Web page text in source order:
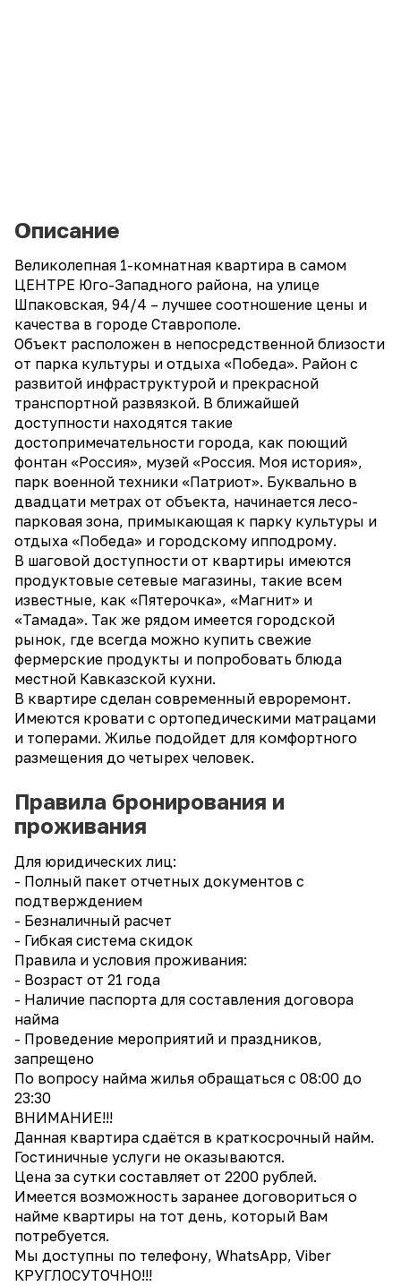
Описание
Великолепная 1-комнатная квартира в самом
ЦЕНТРЕ Юго-Западного района, на улице
Шпаковская, 94/4 – лучшее соотношение цены и
качества в городе Ставрополе.
Объект расположен в непосредственной близости
от парка культуры и отдыха «Победа». Район с
развитой инфраструктурой и прекрасной
транспортной развязкой. В ближайшей
доступности находятся такие
достопримечательности города, как поющий
фонтан «Россия», музей «Россия. Моя история»,
парк военной техники «Патриот». Буквально в
двадцати метрах от объекта, начинается лесо-
парковая зона, примыкающая к парку культуры и
отдыха «Победа» и городскому ипподрому.
В шаговой доступности от квартиры имеются
продуктовые сетевые магазины, такие всем
известные, как «Пятерочка», «Магнит» и
«Тамада». Так же рядом имеется городской
рынок, где всегда можно купить свежие
фермерские продукты и попробовать блюда
местной Кавказской кухни.
В квартире сделан современный евроремонт.
Имеются кровати с ортопедическими матрацами
и топерами. Жилье подойдет для комфортного
размещения до четырех человек.
Правила бронирования и
проживания
Для юридических лиц:
- Полный пакет отчетных документов с
подтверждением
- Безналичный расчет
- Гибкая система скидок
Правила и условия проживания:
- Возраст от 21 года
- Наличие паспорта для составления договора
найма
- Проведение мероприятий и праздников,
запрещено
По вопросу найма жилья обращаться с 08:00 до
23:30
ВНИМАНИЕ!!!
Данная квартира сдаётся в краткосрочный найм.
Гостиничные услуги не оказываются.
Цена за сутки составляет от 2200 рублей.
Имеется возможность заранее договориться о
найме квартиры на тот день, который Вам
потребуется.
Мы доступны по телефону, WhatsApp, Viber
КРУГЛОСУТОЧНО!!!